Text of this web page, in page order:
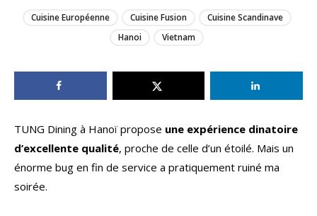
Cuisine Européenne Cuisine Fusion
Cuisine Scandinave
Hanoi
Vietnam
TUNG Dining à Hanoï propose une expérience dinatoire
d’excellente qualité, proche de celle d’un étoilé. Mais un
énorme bug en fin de service a pratiquement ruiné ma
soirée.